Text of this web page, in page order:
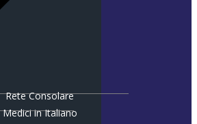
Rete Consolare
Medici in Italiano